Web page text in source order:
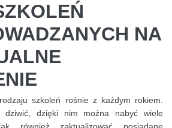
NA
szkoleń rośnie z każdym rokiem.
dzięki nim można nabyć wiele